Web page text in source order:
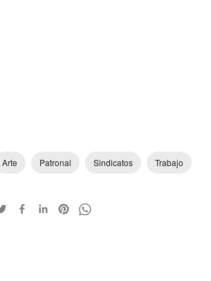
Arte Patronal Sindicatos Trabajo